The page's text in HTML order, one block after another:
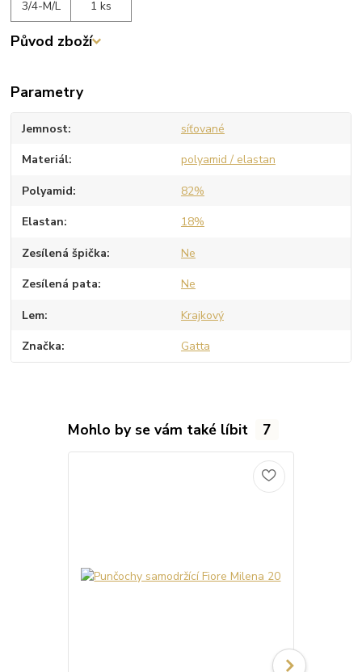
3/4-M/L
1 ks
Původ zboží
Parametry
Jemnost síťované
Materiál polyamid / elastan
Polyamid 82%
Elastan 18%
Zesílená špička Ne
Zesílená pata Ne
Lem Krajkový
Značka Gatta
Mohlo by se vám také líbit 7